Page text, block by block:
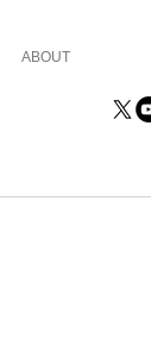
ABOUT